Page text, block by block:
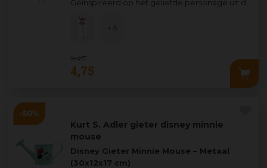
Geïnspireerd op het geliefde personage uit de
9, 49
4,75
+ 5
Kurt S. Adler gieter disney minnie
mouse
Disney Gieter Minnie Mouse – Metaal
(30x12x17 cm)